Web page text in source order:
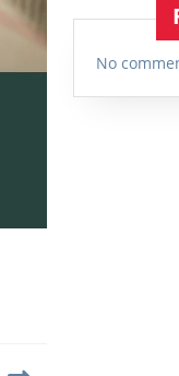
No